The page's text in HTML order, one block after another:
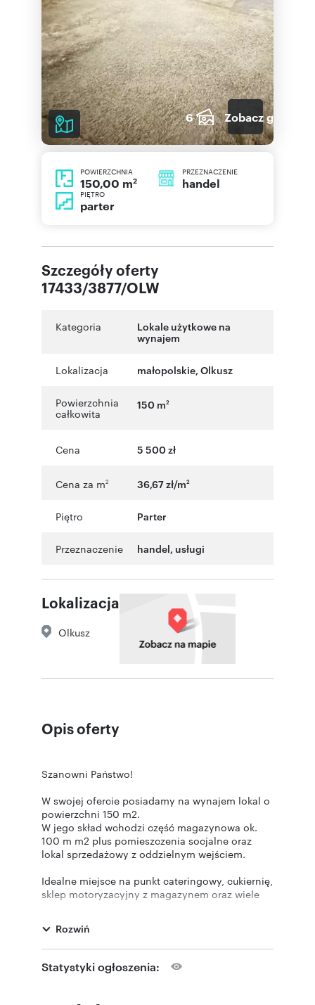
6 Zobacz galerię
POWIERZCHNIA
150,00 m2
PRZEZNACZENIE
handel
PIĘTRO
parter
Szczegóły oferty
17433/3877/OLW
Kategoria
Lokale użytkowe na
wynajem
Lokalizacja małopolskie, Olkusz
Powierzchnia
całkowita
150 m2
Cena 5 500 zł
Cena za m2 36,67 zł/m2
Piętro Parter
Przeznaczenie handel, usługi
Lokalizacja
Olkusz
Opis oferty
Szanowni Państwo!
W swojej ofercie posiadamy na wynajem lokal o
powierzchni 150 m2.
W jego skład wchodzi część magazynowa ok.
100 m m2 plus pomieszczenia socjalne oraz
lokal sprzedażowy z oddzielnym wejściem.
Idealne miejsce na punkt cateringowy, cukiernię,
sklep motoryzacyjny z magazynem oraz wiele
Miejsce oddalone ok. 1 km od centrum Olkusza.
Media: woda, prąd (nowa instalacja), gaz,
kanalizacja. Ogrzewanie i podgrzewanie wody
Rozwiń
Statystyki ogłoszenia: